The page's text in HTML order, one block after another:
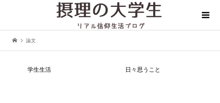
論文
学生生活 日々思うこと